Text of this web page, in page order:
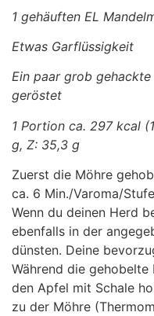
1 gehäuften EL
Etwas Garflüssigkeit
Ein paar grob
geröstet
1 Portion ca. 297 kcal
g, Z: 35,3 g
Zuerst die Möhre
ca. 6 Min./Varoma/
Wenn du deinen Herd
ebenfalls in der
dünsten. Deine
Während die
den Apfel mit Schale
zu der Möhre